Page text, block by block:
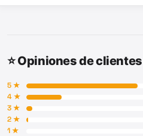
⭐ Opiniones de clientes
5★
4★
3★
2★
1★